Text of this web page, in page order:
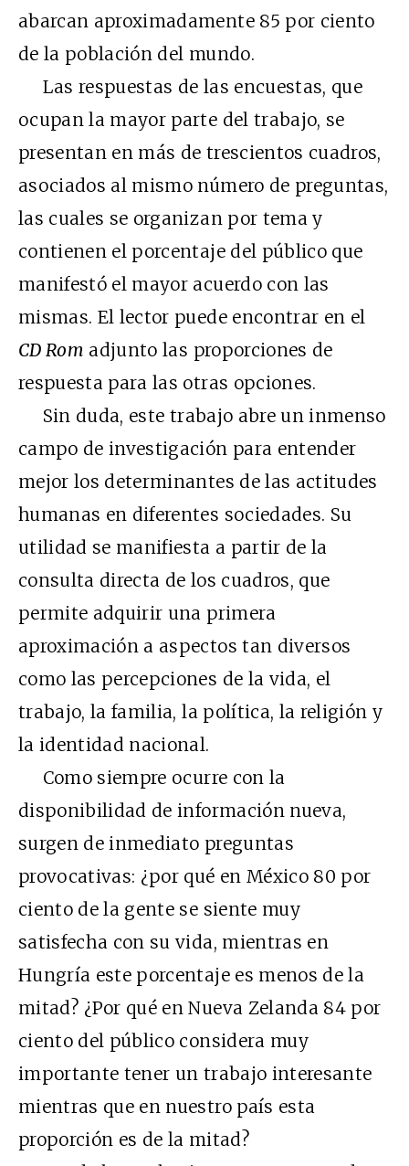
abarcan aproximadamente 85 por ciento
de la población del mundo.
Las respuestas de las encuestas, que
ocupan la mayor parte del trabajo, se
presentan en más de trescientos cuadros,
asociados al mismo número de preguntas,
las cuales se organizan por tema y
contienen el porcentaje del público que
manifestó el mayor acuerdo con las
mismas. El lector puede encontrar en el
CD Rom adjunto las proporciones de
respuesta para las otras opciones.
Sin duda, este trabajo abre un inmenso
campo de investigación para entender
mejor los determinantes de las actitudes
humanas en diferentes sociedades. Su
utilidad se manifiesta a partir de la
consulta directa de los cuadros, que
permite adquirir una primera
aproximación a aspectos tan diversos
como las percepciones de la vida, el
trabajo, la familia, la política, la religión y
la identidad nacional.
Como siempre ocurre con la
disponibilidad de información nueva,
surgen de inmediato preguntas
provocativas: ¿por qué en México 80 por
ciento de la gente se siente muy
satisfecha con su vida, mientras en
Hungría este porcentaje es menos de la
mitad? ¿Por qué en Nueva Zelanda 84 por
ciento del público considera muy
importante tener un trabajo interesante
mientras que en nuestro país esta
proporción es de la mitad?